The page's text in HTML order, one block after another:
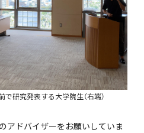
研究発表する大学院生（右端）
アドバイザーをお願いしていま